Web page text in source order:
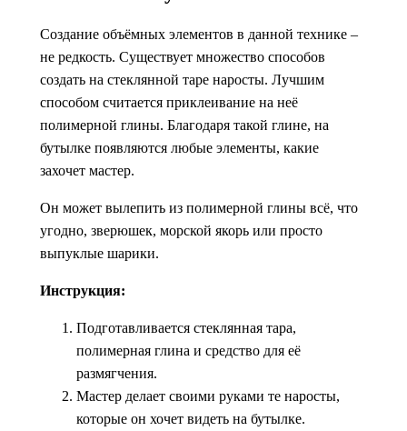
Создание объёмных элементов в данной технике –
не редкость. Существует множество способов
создать на стеклянной таре наросты. Лучшим
способом считается приклеивание на неё
полимерной глины. Благодаря такой глине, на
бутылке появляются любые элементы, какие
захочет мастер.
Он может вылепить из полимерной глины всё, что
угодно, зверюшек, морской якорь или просто
выпуклые шарики.
Инструкция:
Подготавливается стеклянная тара,
полимерная глина и средство для её
размягчения.
Мастер делает своими руками те наросты,
которые он хочет видеть на бутылке.